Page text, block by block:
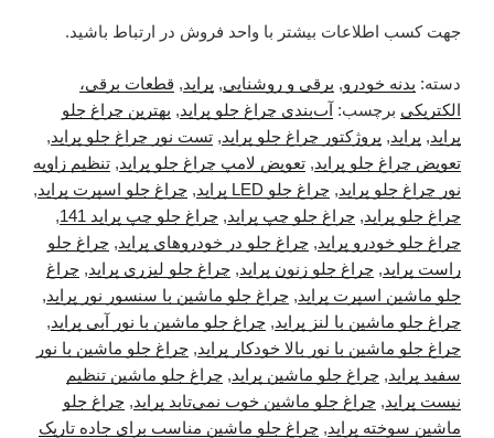
جهت کسب اطلاعات بیشتر با واحد فروش در ارتباط باشید.
دسته: بدنه خودرو, برقی و روشنایی, پراید, قطعات برقی،
الکتریکی برچسب: آب‌بندی چراغ جلو پراید, بهترین چراغ جلو
پراید, پراید, پروژکتور چراغ جلو پراید, تست نور چراغ جلو پراید,
تعویض چراغ جلو پراید, تعویض لامپ چراغ جلو پراید, تنظیم زاویه
نور چراغ جلو پراید, چراغ جلو LED پراید , چراغ جلو اسپرت پراید,
چراغ جلو پراید, چراغ جلو چپ پراید, چراغ جلو چپ پراید 141
,
چراغ جلو خودرو پراید, چراغ جلو در خودروهای پراید, چراغ جلو
راست پراید, چراغ جلو زنون پراید, چراغ جلو لیزری پراید, چراغ
جلو ماشین اسپرت پراید, چراغ جلو ماشین با سنسور نور پراید,
چراغ جلو ماشین با لنز پراید, چراغ جلو ماشین با نور آبی پراید,
چراغ جلو ماشین با نور بالا خودکار پراید, چراغ جلو ماشین با نور
سفید پراید, چراغ جلو ماشین پراید, چراغ جلو ماشین تنظیم
نیست پراید, چراغ جلو ماشین خوب نمی‌تابد پراید, چراغ جلو
ماشین سوخته پراید, چراغ جلو ماشین مناسب برای جاده تاریک